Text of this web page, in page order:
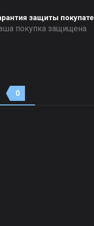
защиты
покупка защищена
0